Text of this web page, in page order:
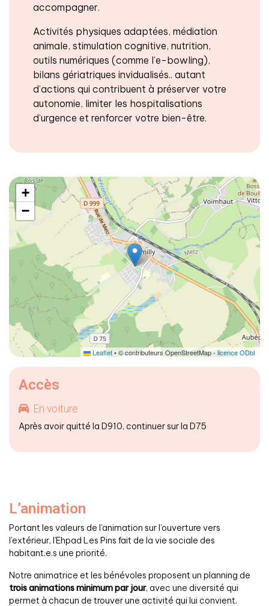
accompagner.
Activités physiques adaptées, médiation
animale, stimulation cognitive, nutrition,
outils numériques (comme l’e-bowling),
bilans gériatriques invidualisés.. autant
d’actions qui contribuent à préserver votre
autonomie, limiter les hospitalisations
d’urgence et renforcer votre bien-être.
+
−
Leaflet• © contributeurs OpenStreetMap -licence ODbL
Accès
En voiture
Après avoir quitté la D910, continuer sur la D75
L’animation
Portant les valeurs de l’animation sur l’ouverture vers
l’extérieur, l’Ehpad Les Pins fait de la vie sociale des
habitant.e.s une priorité.
Notre animatrice et les bénévoles proposent un planning de
trois animations minimum par jour, avec une diversité qui
permet à chacun de trouver une activité qui lui convient.